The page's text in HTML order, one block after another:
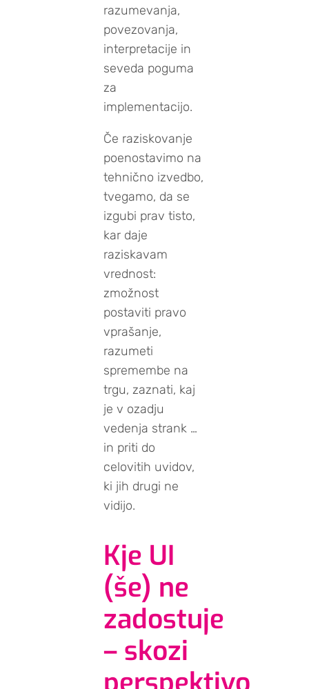
razumevanja,
povezovanja,
interpretacije in
seveda poguma
za
implementacijo.
Če raziskovanje
poenostavimo na
tehnično izvedbo,
tvegamo, da se
izgubi prav tisto,
kar daje
raziskavam
vrednost:
zmožnost
postaviti pravo
vprašanje,
razumeti
spremembe na
trgu, zaznati, kaj
je v ozadju
vedenja strank …
in priti do
celovitih uvidov,
ki jih drugi ne
vidijo.
Kje UI
(še) ne
zadostuje
– skozi